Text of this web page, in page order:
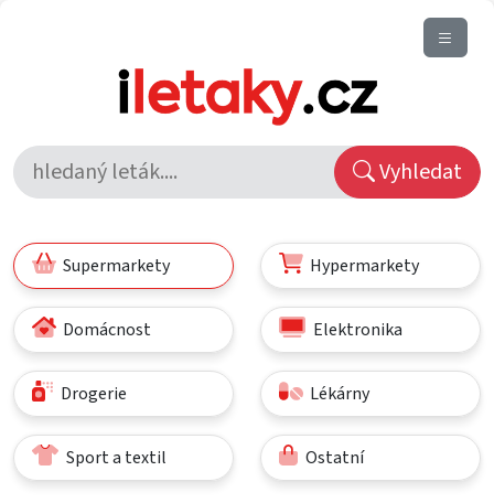
Vyhledat
Supermarkety Hypermarkety
Domácnost Elektronika
Drogerie Lékárny
Sport a textil Ostatní